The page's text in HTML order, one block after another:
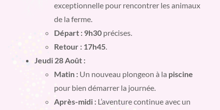
exceptionnelle pour rencontrer les animaux
de la ferme.
Départ : 9h30 précises.
Retour : 17h45.
Jeudi 28 Août :
Matin : Un nouveau plongeon à la piscine
pour bien démarrer la journée.
Après-midi : L’aventure continue avec un